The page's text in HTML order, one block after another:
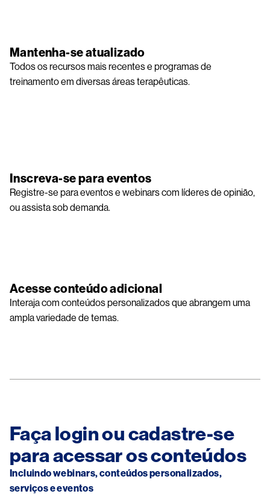
Mantenha-se atualizado
Todos os recursos mais recentes e programas de
treinamento em diversas áreas terapêuticas.
Inscreva-se para eventos
Registre-se para eventos e webinars com líderes de opinião,
ou assista sob demanda.
Acesse conteúdo adicional
Interaja com conteúdos personalizados que abrangem uma
ampla variedade de temas.
Faça login ou cadastre-se
para acessar os conteúdos
Incluindo webinars, conteúdos personalizados,
serviços e eventos